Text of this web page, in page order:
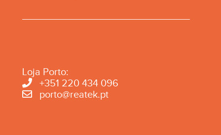
Loja Porto:
+351 220 434 096
porto@reatek.pt